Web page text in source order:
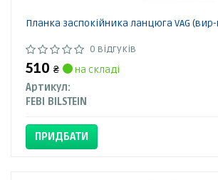
Планка заспокійника ланцюга VAG
0 відгуків
510 ₴
на складі
Артикул:
FEBI BILSTEIN
ПРИДБАТИ